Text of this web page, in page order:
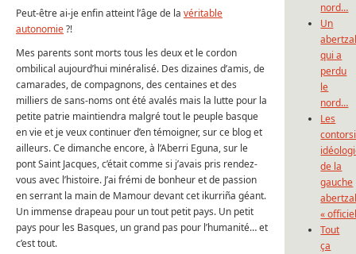
Peut-être ai-je enfin atteint l’âge de la véritable
autonomie?!
Mes parents sont morts tous les deux et le cordon
ombilical aujourd’hui minéralisé. Des dizaines d’amis, de
camarades, de compagnons, des centaines et des
milliers de sans-noms ont été avalés mais la lutte pour la
petite patrie maintiendra malgré tout le peuple basque
en vie et je veux continuer d’en témoigner, sur ce blog et
ailleurs. Ce dimanche encore, à l’Aberri Eguna, sur le
pont Saint Jacques, c’était comme si j’avais pris rendez-
vous avec l’histoire. J’ai frémi de bonheur et de passion
en serrant la main de Mamour devant cet ikurriña géant.
Un immense drapeau pour un tout petit pays. Un petit
pays pour les Basques, un grand pas pour l’humanité… et
c’est tout.
nord…
Un
qui a
perdu
le
nord…
Les
de la
gauche
«
Tout
ça